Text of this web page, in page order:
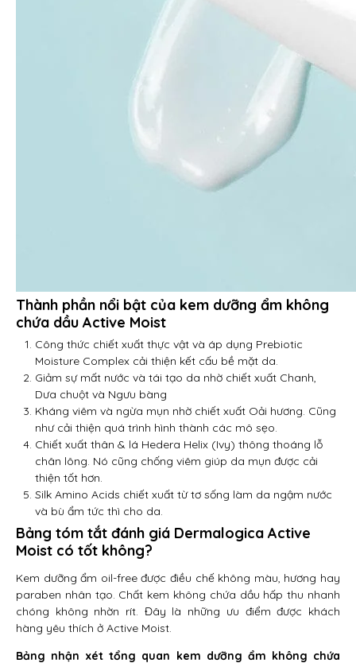
Thành phần nổi bật của kem dưỡng ẩm không
chứa dầu Active Moist
Công thức chiết xuất thực vật và áp dụng Prebiotic
Moisture Complex cải thiện kết cấu bề mặt da.
Giảm sự mất nước và tái tạo da nhờ chiết xuất Chanh,
Dưa chuột và Ngưu bàng
Kháng viêm và ngừa mụn nhờ chiết xuất Oải hương. Cũng
như cải thiện quá trình hình thành các mô sẹo.
Chiết xuất thân & lá Hedera Helix (Ivy) thông thoáng lỗ
chân lông. Nó cũng chống viêm giúp da mụn được cải
thiện tốt hơn.
Silk Amino Acids chiết xuất từ tơ sống làm da ngậm nước
và bù ẩm tức thì cho da.
Bảng tóm tắt đánh giá Dermalogica Active
Moist có tốt không?
Kem dưỡng ẩm oil-free được điều chế không màu, hương hay
paraben nhân tạo. Chất kem không chứa dầu hấp thu nhanh
chóng không nhờn rít. Đây là những ưu điểm được khách
hàng yêu thích ở Active Moist.
Bảng nhận xét tổng quan kem dưỡng ẩm không chứa